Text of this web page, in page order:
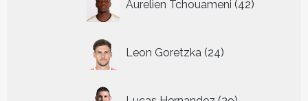
Aurelien Tchouameni 42
producten
Leon Goretzka 24
producten